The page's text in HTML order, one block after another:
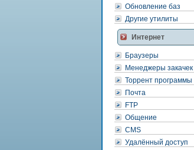
Обновление баз
Другие утилиты
Интернет
Браузеры
Менеджеры закачек
Торрент программы
Почта
FTP
Общение
CMS
Удалённый доступ